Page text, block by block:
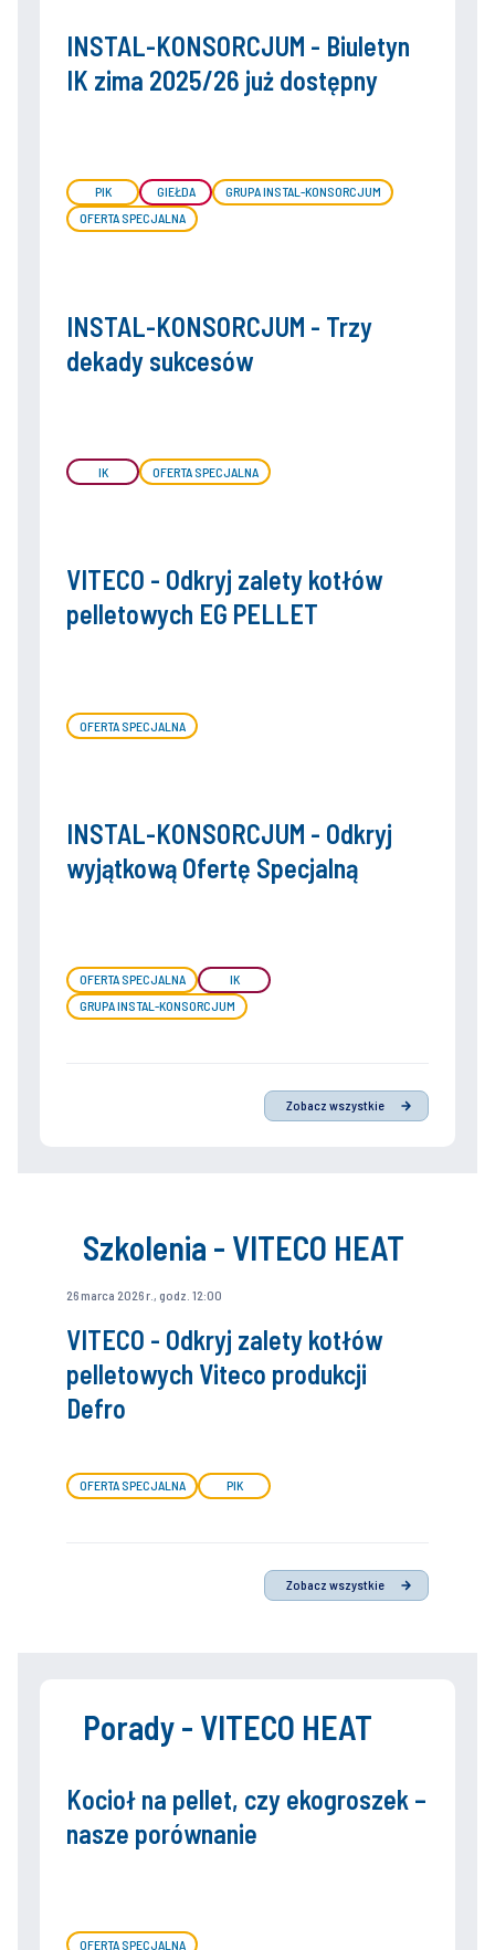
INSTAL-KONSORCJUM - Biuletyn
IK zima 2025/26 już dostępny
PIK GIEŁDA
GRUPA INSTAL-KONSORCJUM
OFERTA SPECJALNA
INSTAL-KONSORCJUM - Trzy
dekady sukcesów
IK OFERTA SPECJALNA
VITECO - Odkryj zalety kotłów
pelletowych EG PELLET
OFERTA SPECJALNA
INSTAL-KONSORCJUM - Odkryj
wyjątkową Ofertę Specjalną
OFERTA SPECJALNA
IK
GRUPA INSTAL-KONSORCJUM
Zobacz wszystkie
Szkolenia - VITECO HEAT
26 marca 2026 r., godz. 12:00
VITECO - Odkryj zalety kotłów
pelletowych Viteco produkcji
Defro
OFERTA SPECJALNA PIK
Zobacz wszystkie
Porady - VITECO HEAT
Kocioł na pellet, czy ekogroszek –
nasze porównanie
OFERTA SPECJALNA